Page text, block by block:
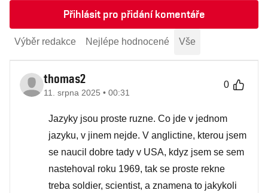
Přihlásit pro přidání komentáře
Výběr redakce Nejlépe hodnocené Vše
thomas2
11. srpna 2025 • 00:31
0
Jazyky jsou proste ruzne. Co jde v jednom
jazyku, v jinem nejde. V anglictine, kterou jsem
se naucil dobre tady v USA, kdyz jsem se sem
nastehoval roku 1969, tak se proste rekne
treba soldier, scientist, a znamena to jakykoli